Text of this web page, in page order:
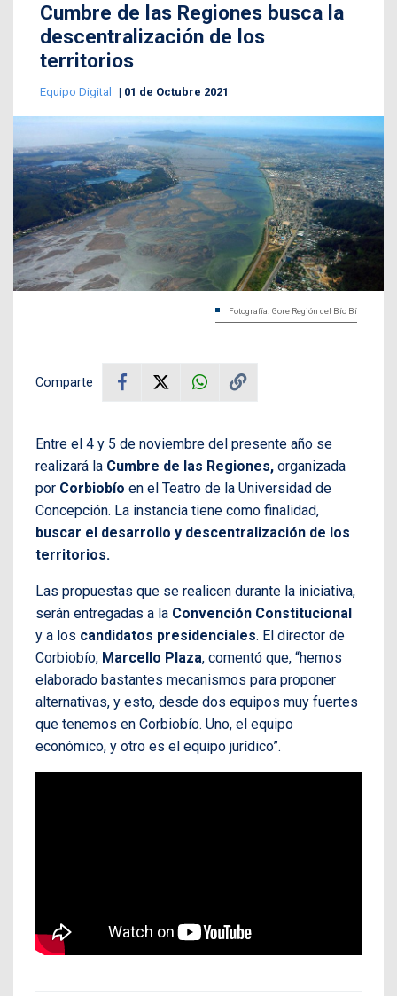
Cumbre de las Regiones busca la
descentralización de los
territorios
Equipo Digital 01 de Octubre 2021
Fotografía: Gore Región del Bío Bí
Comparte
Entre el 4 y 5 de noviembre del presente año se
realizará la Cumbre de las Regiones, organizada
por Corbiobío en el Teatro de la Universidad de
Concepción. La instancia tiene como finalidad,
buscar el desarrollo y descentralización de los
territorios.
Las propuestas que se realicen durante la iniciativa,
serán entregadas a la Convención Constitucional
y a los candidatos presidenciales. El director de
Corbiobío, Marcello Plaza, comentó que, “hemos
elaborado bastantes mecanismos para proponer
alternativas, y esto, desde dos equipos muy fuertes
que tenemos en Corbiobío. Uno, el equipo
económico, y otro es el equipo jurídico”.